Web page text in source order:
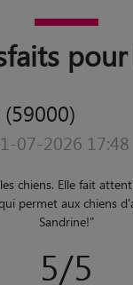
07-2026 17:04
eu des nouvelles et
Anaïs est très
5/5